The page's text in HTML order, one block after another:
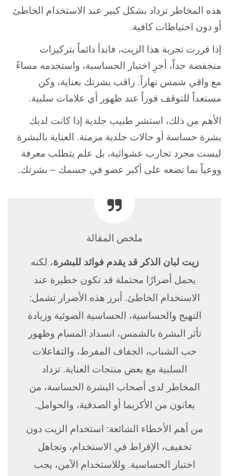
هذه المخاطر تزداد بشكل كبير عند الاستخدام الخاطئ
أو دون احتياطات كافية.
إذا قررت تجربة هذا الزيت، فابدأ دائماً بتركيزات
منخفضة جداً، أجرِ اختبار الحساسية، واستخدمه مساءً
مع واقي شمس نهاراً. راقب بشرتك بعناية، وكن
مستعداً للتوقف فوراً عند ظهور أي علامات سلبية.
الأهم من ذلك، استشر طبيب جلدية إذا كانت لديك
بشرة حساسة أو حالات جلدية مزمنة. العناية بالبشرة
ليست مجرد تجارب عشوائية، بل علم يتطلب معرفة
ووعياً بما تضعه على أكبر عضو في جسمك – بشرتك.
ملخص المقالة
زيت لبان الذكر قد يقدم فوائد للبشرة، لكنه
يحمل أضرارًا محتملة قد تكون خطيرة عند
الاستخدام الخاطئ. أبرز هذه الأضرار تشمل:
التهيج والحساسية، الحساسية الضوئية وزيادة
تأثر البشرة بالشمس، انسداد المسام وظهور
حب الشباب، الجفاف المفرط، والتفاعلات
السلبية مع بعض منتجات العناية. تزداد
المخاطر لدى أصحاب البشرة الحساسة، من
يعانون من الأكزيما أو الصدفية، والحوامل.
من أهم الأخطاء الشائعة: استخدام الزيت دون
تخفيف، الإفراط في الاستخدام، وتجاهل
اختبار الحساسية. وللاستخدام الآمن، يجب